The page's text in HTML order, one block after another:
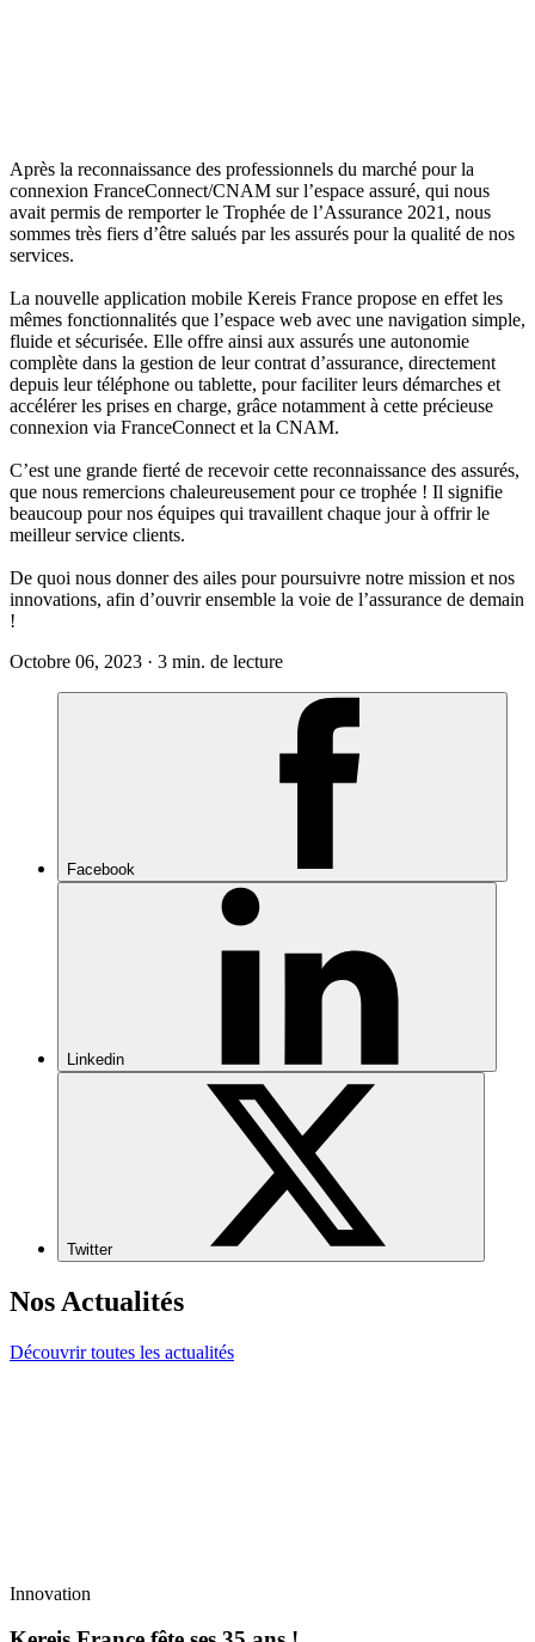
Après la reconnaissance des professionnels du marché pour la
connexion FranceConnect/CNAM sur l’espace assuré, qui nous
avait permis de remporter le Trophée de l’Assurance 2021, nous
sommes très fiers d’être salués par les assurés pour la qualité de nos
services.
La nouvelle application mobile Kereis France propose en effet les
mêmes fonctionnalités que l’espace web avec une navigation simple,
fluide et sécurisée. Elle offre ainsi aux assurés une autonomie
complète dans la gestion de leur contrat d’assurance, directement
depuis leur téléphone ou tablette, pour faciliter leurs démarches et
accélérer les prises en charge, grâce notamment à cette précieuse
connexion via FranceConnect et la CNAM.
C’est une grande fierté de recevoir cette reconnaissance des assurés,
que nous remercions chaleureusement pource trophée ! Il signifie
beaucoup pour nos équipes qui travaillent chaque jour à offrir le
meilleur service clients.
De quoi nous donner des ailes pour poursuivre notre mission et nos
innovations, afin d’ouvrir ensemble la voie de l’assurance de demain
!
Octobre 06, 2023 · 3 min. de lecture
Facebook
Linkedin
Twitter
Nos Actualités
Découvrir toutes les actualités
Innovation